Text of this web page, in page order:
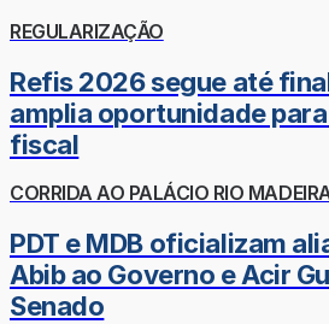
REGULARIZAÇÃO
Refis 2026 segue até
amplia oportunidade
fiscal
CORRIDA AO PALÁCIO RIO
PDT e MDB oficializam
Abib ao Governo e Acir
Senado